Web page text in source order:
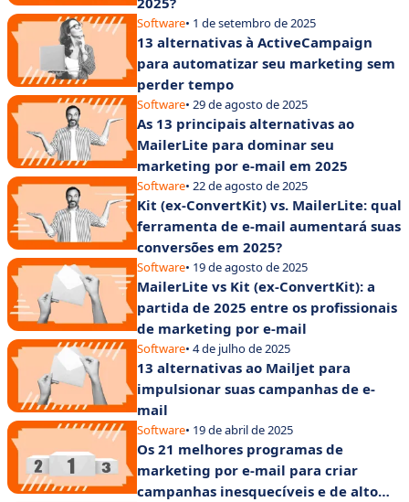
Software• 1 de setembro de 2025
13 alternativas à ActiveCampaign
para automatizar seu marketing sem
perder tempo
Software• 29 de agosto de 2025
As 13 principais alternativas ao
MailerLite para dominar seu
marketing por e-mail em 2025
Software• 22 de agosto de 2025
Kit (ex-ConvertKit) vs. MailerLite: qual
ferramenta de e-mail aumentará suas
conversões em 2025?
Software• 19 de agosto de 2025
MailerLite vs Kit (ex-ConvertKit): a
partida de 2025 entre os profissionais
de marketing por e-mail
Software• 4 de julho de 2025
13 alternativas ao Mailjet para
impulsionar suas campanhas de e-
mail
Software• 19 de abril de 2025
Os 21 melhores programas de
marketing por e-mail para criar
campanhas inesquecíveis e de alto